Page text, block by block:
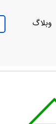
وبلاگ